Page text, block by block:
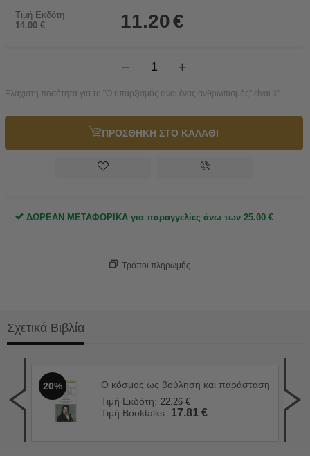
Τιμή Εκδότη
14.00 € 11.20€
+
−
Ελάχιστη ποσότητα για το "Ο υπαρξισμός είναι ένας ανθρωπισμός" είναι 1 ".
ΠΡΟΣΘΗΚΗ ΣΤΟ ΚΑΛΑΘΙ
ΔΩΡΕΑΝ ΜΕΤΑΦΟΡΙΚΑ για παραγγελίες άνω των 25.00 €
Τρόποι πληρωμής
Σχετικά Βιβλία
20%
Ο κόσμος ως βούληση και παράσταση
Τιμή Εκδότη: 22.26 €
Τιμή Booktalks: 17.81 €